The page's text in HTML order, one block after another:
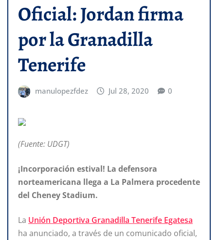
Oficial: Jordan firma
por la Granadilla
Tenerife
manulopezfdez Jul 28, 2020 0
(Fuente: UDGT)
¡Incorporación estival! La defensora
norteamericana llega a La Palmera procedente
del Cheney Stadium.
La Unión Deportiva Granadilla Tenerife Egatesa
ha anunciado, a través de un comunicado oficial,